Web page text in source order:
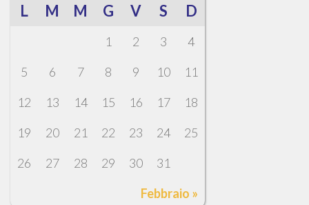
L M M G V S D
Febbraio »
1 2 3
4
5
6 7 8 9 10
11
12
13 14 15 16 17
18
19
20 21 22 23 24
25
26
27 28 29 30 31